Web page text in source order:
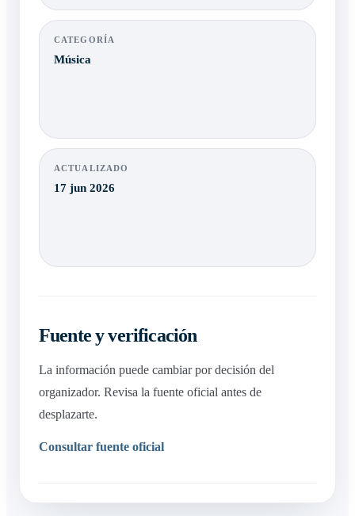
CATEGORÍA
Música
ACTUALIZADO
17 jun 2026
Fuente y verificación
La información puede cambiar por decisión del
organizador. Revisa la fuente oficial antes de
desplazarte.
Consultar fuente oficial